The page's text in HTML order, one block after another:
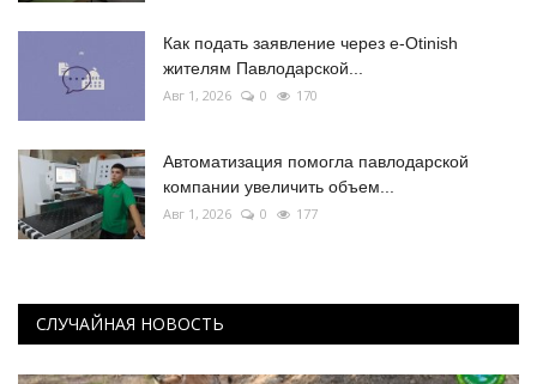
Как подать заявление через e-Otinish
жителям Павлодарской...
Авг 1, 2026 0 170
Автоматизация помогла павлодарской
компании увеличить объем...
Авг 1, 2026 0 177
СЛУЧАЙНАЯ НОВОСТЬ